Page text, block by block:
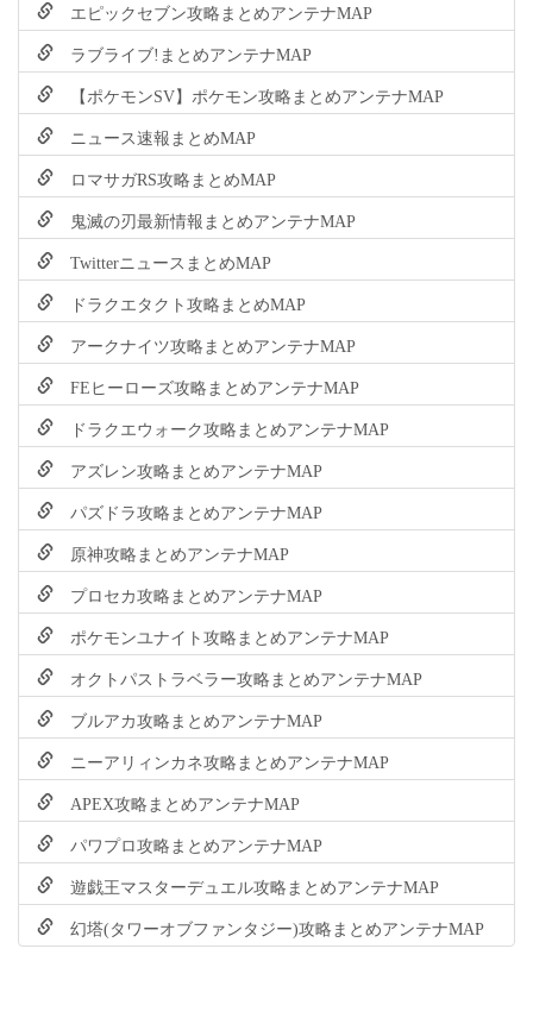
エピックセブン攻略まとめアンテナMAP
ラブライブ!まとめアンテナMAP
【ポケモンSV】ポケモン攻略まとめアンテナMAP
ニュース速報まとめMAP
ロマサガRS攻略まとめMAP
鬼滅の刃最新情報まとめアンテナMAP
TwitterニュースまとめMAP
ドラクエタクト攻略まとめMAP
アークナイツ攻略まとめアンテナMAP
FEヒーローズ攻略まとめアンテナMAP
ドラクエウォーク攻略まとめアンテナMAP
アズレン攻略まとめアンテナMAP
パズドラ攻略まとめアンテナMAP
原神攻略まとめアンテナMAP
プロセカ攻略まとめアンテナMAP
ポケモンユナイト攻略まとめアンテナMAP
オクトパストラベラー攻略まとめアンテナMAP
ブルアカ攻略まとめアンテナMAP
ニーアリィンカネ攻略まとめアンテナMAP
APEX攻略まとめアンテナMAP
パワプロ攻略まとめアンテナMAP
遊戯王マスターデュエル攻略まとめアンテナMAP
幻塔(タワーオブファンタジー)攻略まとめアンテナMAP